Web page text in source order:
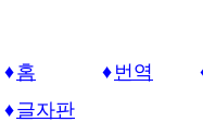
홈 번역
글자판